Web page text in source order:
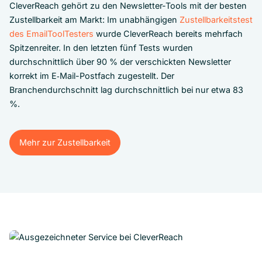
CleverReach gehört zu den Newsletter-Tools mit der besten
Zustellbarkeit am Markt: Im unabhängigen Zustellbarkeitstest
des EmailToolTesters wurde CleverReach bereits mehrfach
Spitzenreiter. In den letzten fünf Tests wurden
durchschnittlich über 90 % der verschickten Newsletter
korrekt im E‑Mail-Postfach zugestellt. Der
Branchendurchschnitt lag durchschnittlich bei nur etwa 83
%.
Mehr zur Zustellbarkeit
Mehr zur Zustellbarkeit